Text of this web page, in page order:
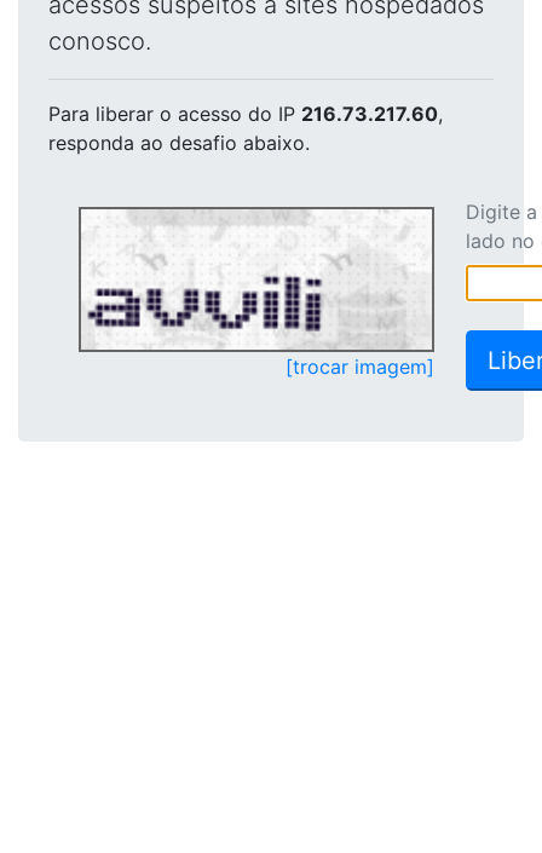
conosco.
Para liberar o acesso do IP 216.73.217.60,
responda ao desafio abaixo.
[trocar imagem]
Digite
lado no